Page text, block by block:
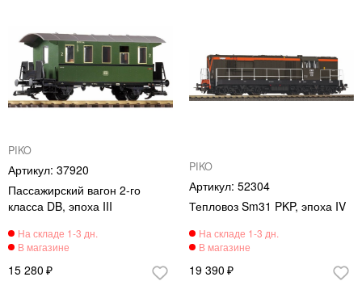
PIKO
37920
Пассажирский вагон 2-го
класса DB, эпоха III
15 280
PIKO
52304
Тепловоз Sm31 PKP, эпоха IV
19 390